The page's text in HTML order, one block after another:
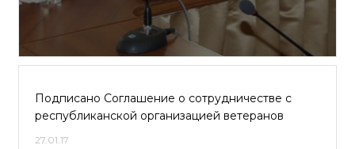
Подписано Соглашение о сотрудничестве с
республиканской организацией ветеранов
27.01.17